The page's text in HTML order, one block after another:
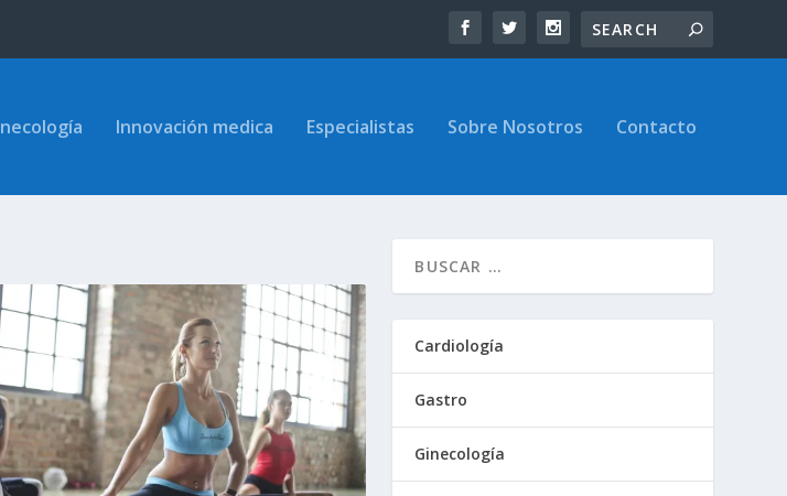
Innovación medica Especialistas Sobre Nosotros Contacto
Cardiología
Gastro
Ginecología